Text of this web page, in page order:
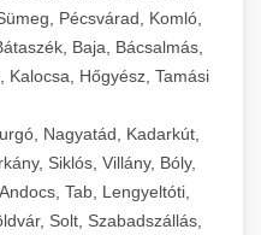
Pécsvárad, Komló,
Baja, Bácsalmás,
Kalocsa, Hőgyész, Tamási
Nagyatád, Kadarkút,
Siklós, Villány, Bóly,
Tab, Lengyeltóti,
Solt, Szabadszállás,